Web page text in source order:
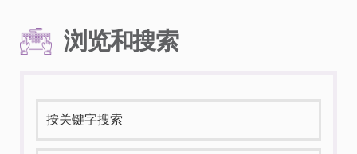
浏览和搜索